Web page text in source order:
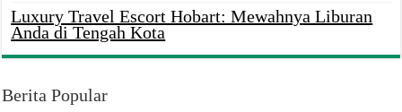
Luxury Travel Escort Hobart: Mewahnya Liburan
Anda di Tengah Kota
Berita Popular